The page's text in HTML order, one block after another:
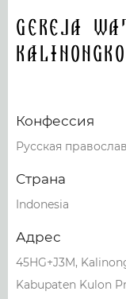
Gereja
Kalinongko
Конфессия
Русская
Страна
Indonesia
Адрес
45HG+J3M,
Kabupaten Kulon